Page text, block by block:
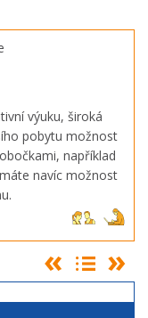
výuku, široká
pobytu možnost
například
navíc možnost